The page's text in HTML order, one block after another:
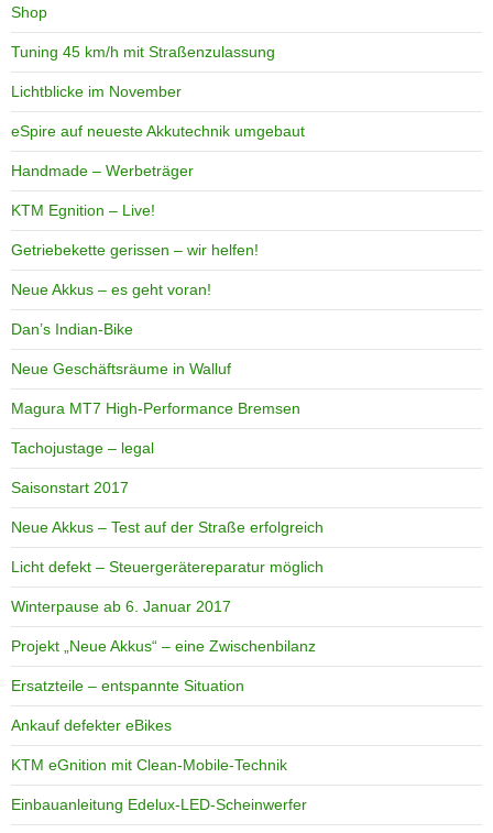
Shop
Tuning 45 km/h mit Straßenzulassung
Lichtblicke im November
eSpire auf neueste Akkutechnik umgebaut
Handmade – Werbeträger
KTM Egnition – Live!
Getriebekette gerissen – wir helfen!
Neue Akkus – es geht voran!
Dan’s Indian-Bike
Neue Geschäftsräume in Walluf
Magura MT7 High-Performance Bremsen
Tachojustage – legal
Saisonstart 2017
Neue Akkus – Test auf der Straße erfolgreich
Licht defekt – Steuergerätereparatur möglich
Winterpause ab 6. Januar 2017
Projekt „Neue Akkus“ – eine Zwischenbilanz
Ersatzteile – entspannte Situation
Ankauf defekter eBikes
KTM eGnition mit Clean-Mobile-Technik
Einbauanleitung Edelux-LED-Scheinwerfer